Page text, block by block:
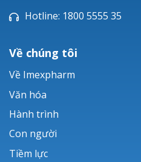
Bacsulfo®
Hotline: 1800 5555 35
Về chúng tôi
Về Imexpharm
Văn hóa
Hành trình
Con người
Tiềm lực